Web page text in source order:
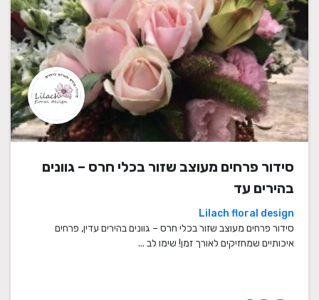
סידור פרחים מעוצב שזור בכלי חרס – גוונים
בהירים עד
Lilach floral design
סידור פרחים מעוצב שזור בכלי חרס – גוונים בהירים עדין, פרחים
איכותיים שמחזיקים לאורך זמן! שימו לב ...